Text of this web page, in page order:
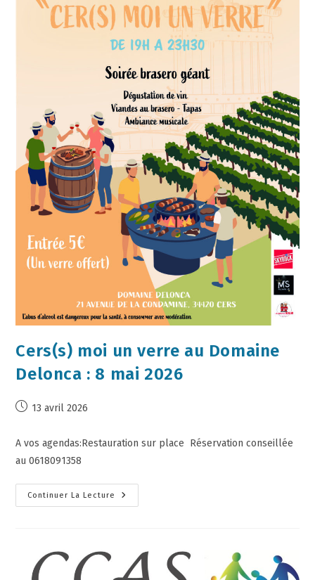
Cers(s) moi un verre au Domaine
Delonca : 8 mai 2026
13 avril 2026
A vos agendas:Restauration sur place Réservation conseillée
au 0618091358
Continuer La Lecture